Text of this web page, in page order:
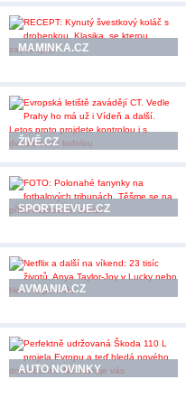
MAMINKA.CZ
ŽIVĚ.CZ
SPORTREVUE.CZ
AVMANIA.CZ
AUTO NOVINKY